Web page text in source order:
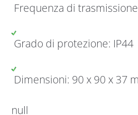
Frequenza di
Grado di protezione: IP44
Dimensioni: 90 x 90 x 37
null